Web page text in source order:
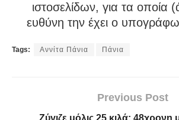
ιστοσελίδων, για τα οποία
ευθύνη την έχει ο
Tags: Αννίτα Πάνια Πάνια
Previous Post